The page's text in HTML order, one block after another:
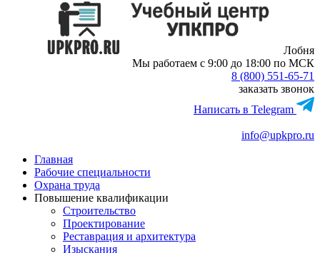
Лобня
Мы работаем с 9:00 до 18:00 по МСК
8 (800) 551-65-71
заказать звонок
Написать в Telegram
info@upkpro.ru
Главная
Рабочие специальности
Охрана труда
Повышение квалификации
Строительство
Проектирование
Реставрация и архитектура
Изыскания